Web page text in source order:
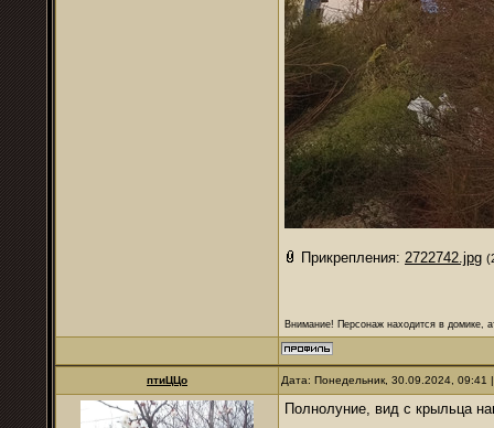
Прикрепления: 2722742.jpg
Внимание! Персонаж находится в домике,
птиЦЦо Дата: Понедельник, 30.09.2024,
Полнолуние, вид с крыльца